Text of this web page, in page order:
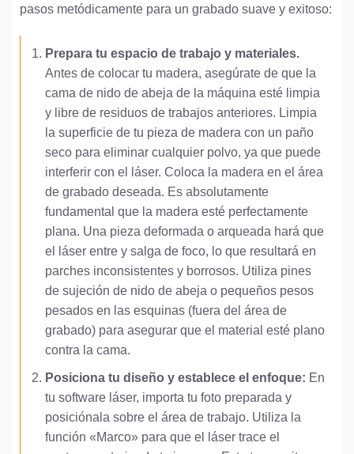
pasos metódicamente para un grabado suave y exitoso:
Prepara tu espacio de trabajo y materiales.
Antes de colocar tu madera, asegúrate de que la
cama de nido de abeja de la máquina esté limpia
y libre de residuos de trabajos anteriores. Limpia
la superficie de tu pieza de madera con un paño
seco para eliminar cualquier polvo, ya que puede
interferir con el láser. Coloca la madera en el área
de grabado deseada. Es absolutamente
fundamental que la madera esté perfectamente
plana. Una pieza deformada o arqueada hará que
el láser entre y salga de foco, lo que resultará en
parches inconsistentes y borrosos. Utiliza pines
de sujeción de nido de abeja o pequeños pesos
pesados en las esquinas (fuera del área de
grabado) para asegurar que el material esté plano
contra la cama.
Posiciona tu diseño y establece el enfoque: En
tu software láser, importa tu foto preparada y
posiciónala sobre el área de trabajo. Utiliza la
función «Marco» para que el láser trace el